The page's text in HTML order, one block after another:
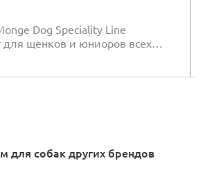
Dog Speciality Line
для щенков и юниоров всех
для собак других брендов